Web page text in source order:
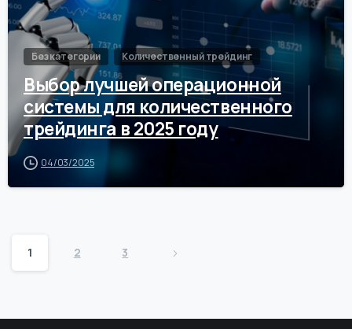
Без категории Количественный трейдинг
Выбор лучшей операционной
системы для количественного
трейдинга в 2025 году
04/03/2025
1 2 3